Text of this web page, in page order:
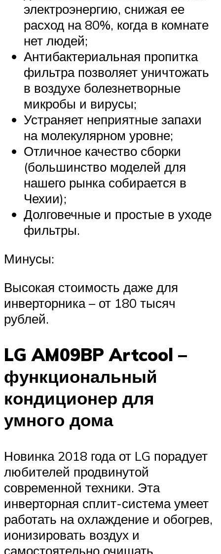
электроэнергию, снижая ее
расход на 80%, когда в комнате
нет людей;
Антибактериальная пропитка
фильтра позволяет уничтожать
в воздухе болезнетворные
микробы и вирусы;
Устраняет неприятные запахи
на молекулярном уровне;
Отличное качество сборки
(большинство моделей для
нашего рынка собирается в
Чехии);
Долговечные и простые в уходе
фильтры.
Минусы:
Высокая стоимость даже для
инверторника – от 180 тысяч
рублей.
LG AM09BP Artcool –
функциональный
кондиционер для
умного дома
Новинка 2018 года от LG порадует
любителей продвинутой
современной техники. Эта
инверторная сплит-система умеет
работать на охлаждение и обогрев,
ионизировать воздух и
самостоятельно очищать